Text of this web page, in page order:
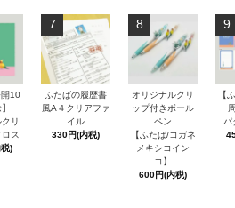
開10
リ
ス
)
7
ふたばの履歴書
風A４クリアファ
イル
330円(内税)
8
オリジナルクリ
ップ付きボール
ペン
【ふたば/コガネ
メキシコイン
コ】
600円(内税)
9
【
パ